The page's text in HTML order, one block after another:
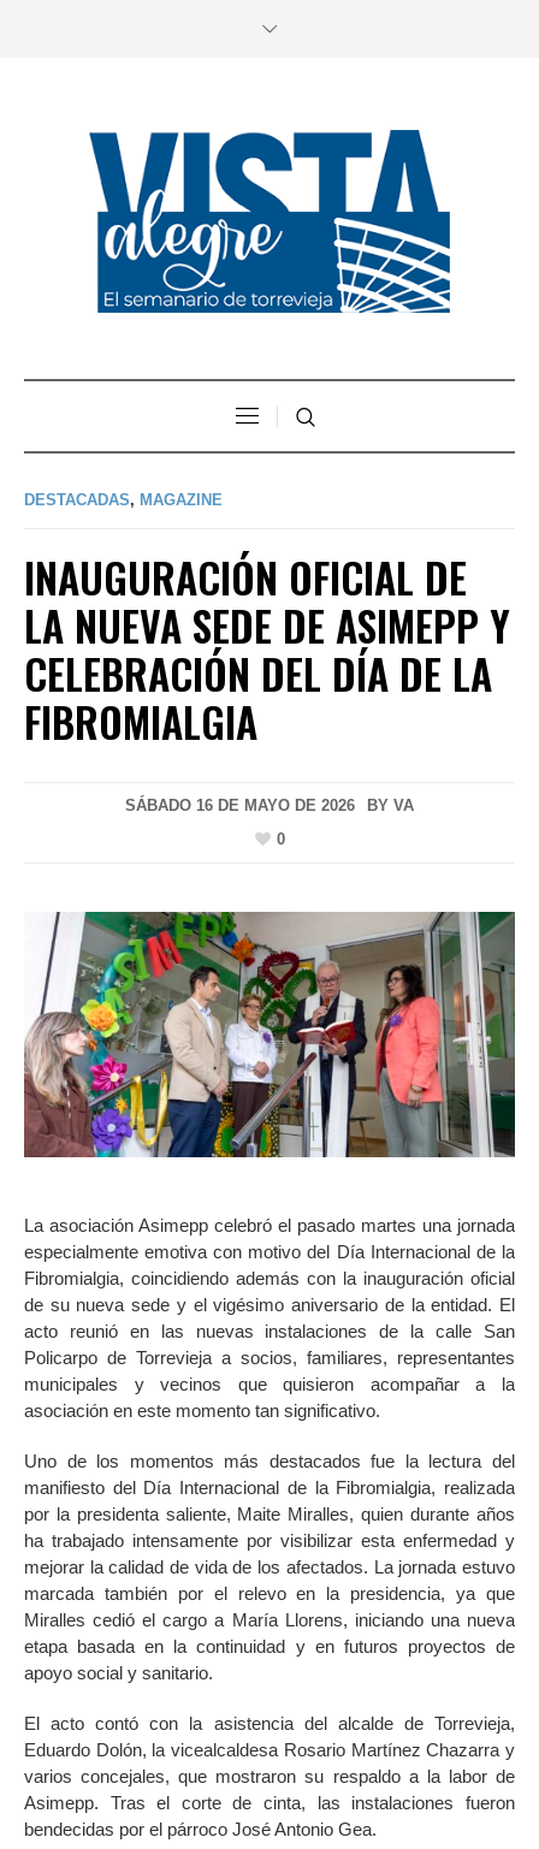
DESTACADAS, MAGAZINE
INAUGURACIÓN OFICIAL DE
LA NUEVA SEDE DE ASIMEPP Y
CELEBRACIÓN DEL DÍA DE LA
FIBROMIALGIA
SÁBADO 16 DE MAYO DE 2026 BY VA
0
La asociación Asimepp celebró el pasado martes una jornada
especialmente emotiva con motivo del Día Internacional de la
Fibromialgia, coincidiendo además con la inauguración oficial
de su nueva sede y el vigésimo aniversario de la entidad. El
acto reunió en las nuevas instalaciones de la calle San
Policarpo de Torrevieja a socios, familiares, representantes
municipales y vecinos que quisieron acompañar a la
asociación en este momento tan significativo.
Uno de los momentos más destacados fue la lectura del
manifiesto del Día Internacional de la Fibromialgia, realizada
por la presidenta saliente, Maite Miralles, quien durante años
ha trabajado intensamente por visibilizar esta enfermedad y
mejorar la calidad de vida de los afectados. La jornada estuvo
marcada también por el relevo en la presidencia, ya que
Miralles cedió el cargo a María Llorens, iniciando una nueva
etapa basada en la continuidad y en futuros proyectos de
apoyo social y sanitario.
El acto contó con la asistencia del alcalde de Torrevieja,
Eduardo Dolón, la vicealcaldesa Rosario Martínez Chazarra y
varios concejales, que mostraron su respaldo a la labor de
Asimepp. Tras el corte de cinta, las instalaciones fueron
bendecidas por el párroco José Antonio Gea.